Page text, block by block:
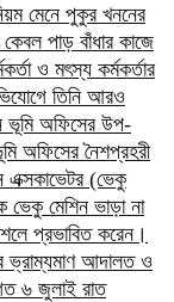
মেনে পুকুর খননের
কেবল পাড় বাঁধার কাজে
ও মৎস্য কর্মকর্তার
তিনি আরও
ভূমি অফিসের উপ-
অফিসের নৈশপ্রহরী
এক্সকাভেটর (ভেকু
ভেকু মেশিন ভাড়া না
প্রভাবিত করেন।
ভ্রাম্যমাণ আদালত ও
গত ৬ জুলাই রাত